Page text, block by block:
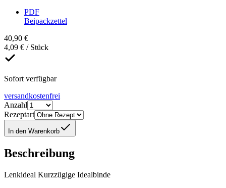
PDF
Beipackzettel
40,90 €
4,09 € / Stück
Sofort verfügbar
versandkostenfrei
Anzahl
Rezeptart
In den Warenkorb
Beschreibung
Lenkideal Kurzzügige Idealbinde